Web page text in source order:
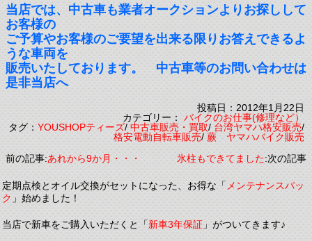
当店では、中古車も業者オークションよりお探しして
お客様の
ご予算やお客様のご要望を出来る限りお答えできるよ
うな車両を
販売いたしております。 中古車等のお問い合わせは
是非当店へ
投稿日：2012年1月22日
カテゴリー：バイクのお仕事(修理など）
タグ：YOUSHOPティーズ/中古車販売・買取/台湾ヤマハ格安販売/
格安電動自転車販売/蕨 ヤマハバイク販売
前の記事:あれから9か月・・・ 氷柱もできてました:次の記事
定期点検とオイル交換がセットになった、お得な「メンテナンスパッ
ク」始めました！
当店で新車をご購入いただくと「新車3年保証」がついてきます♪